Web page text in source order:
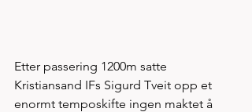
Etter passering 1200m satte
Kristiansand IFs Sigurd Tveit opp et
enormt temposkifte ingen maktet å